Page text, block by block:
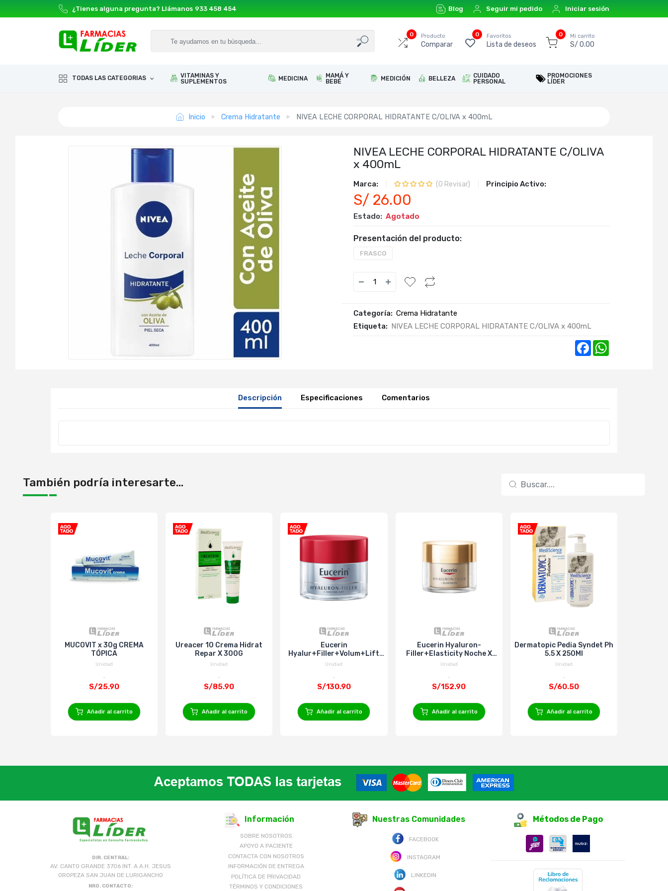
¿Tienes alguna pregunta? Llámanos 933 458 454 Blog Seguir mi pedido Iniciar sesión
0 Producto
Comparar
0 Favoritos
Lista de deseos
0 Mi carrito
S/ 0.00
TODAS LAS CATEGORIAS
VITAMINAS Y
SUPLEMENTOS
MEDICINA
MAMÁ Y
BEBÉ
MEDICIÓN BELLEZA
CUIDADO
PERSONAL
PROMOCIONES
LÍDER
Inicio Crema Hidratante NIVEA LECHE CORPORAL HIDRATANTE C/OLIVA x 400mL
NIVEA LECHE CORPORAL HIDRATANTE C/OLIVA
x 400mL
Marca: (0 Revisar) Principio Activo:
S/ 26.00
Estado: Agotado
Presentación del producto:
FRASCO
Categoría: Crema Hidratante
Etiqueta: NIVEA LECHE CORPORAL HIDRATANTE C/OLIVA x 400mL
Facebook
Descripción Especificaciones Comentarios
También podría interesarte...
MUCOVIT x 30g CREMA
TÓPICA
Unidad
S/25.90
Añadir al carrito
Ureacer 10 Crema Hidrat
Repar X 300G
Unidad
S/85.90
Añadir al carrito
Eucerin
Hyalur+Filler+Volum+Lift
Cr/Dia X50Ml
Unidad
S/130.90
Añadir al carrito
Eucerin Hyaluron-
Filler+Elasticity Noche X
50Ml
Unidad
S/152.90
Añadir al carrito
Dermatopic Pedia Syndet Ph
5.5 X 250Ml
Unidad
S/60.50
Añadir al carrito
DIR. CENTRAL:
AV. CANTO GRANDE 3706 INT. A A.H. JESUS
OROPEZA SAN JUAN DE LURIGANCHO
NRO. CONTACTO:
Información
SOBRE NOSOTROS
APOYO A PACIENTE
CONTACTA CON NOSOTROS
INFORMACIÓN DE ENTREGA
POLÍTICA DE PRIVACIDAD
TÉRMINOS Y CONDICIONES
Nuestras Comunidades
FACEBOOK
INSTAGRAM
LINKEDIN
Métodos de Pago